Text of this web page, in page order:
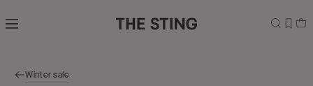
direct naar
zoekbalkWinter sale